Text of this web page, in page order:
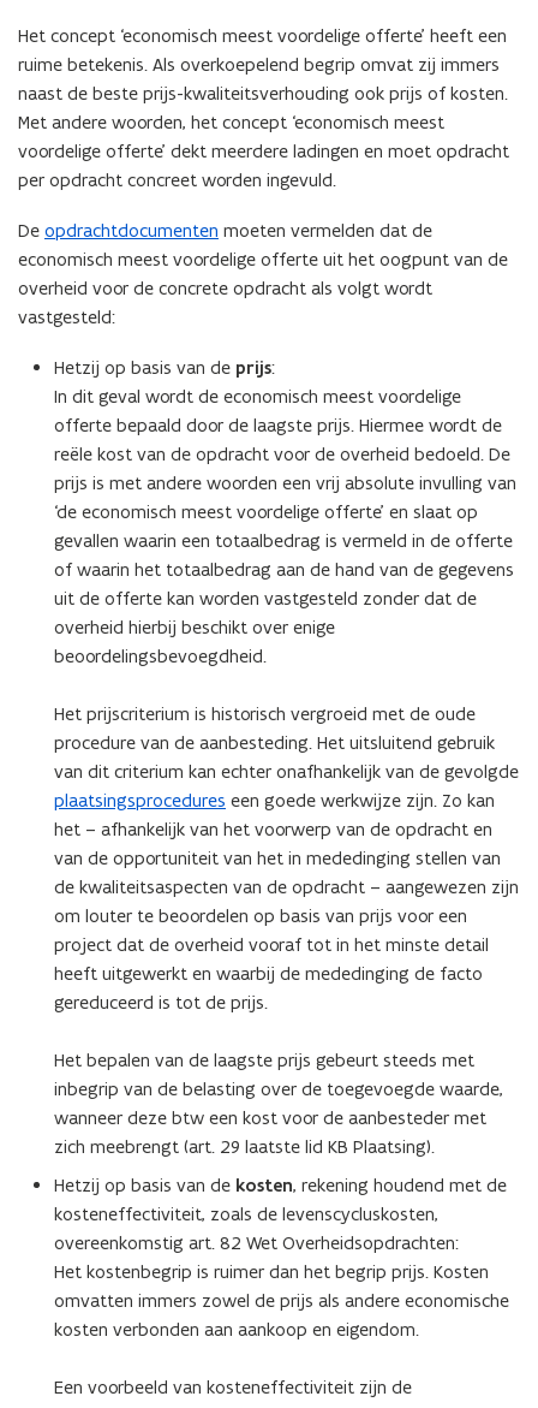
Het concept ‘economisch meest voordelige offerte’ heeft een
ruime betekenis. Als overkoepelend begrip omvat zij immers
naast de beste prijs-kwaliteitsverhouding ook prijs of kosten.
Met andere woorden, het concept ‘economisch meest
voordelige offerte’ dekt meerdere ladingen en moet opdracht
per opdracht concreet worden ingevuld.
De opdrachtdocumenten moeten vermelden dat de
economisch meest voordelige offerte uit het oogpunt van de
overheid voor de concrete opdracht als volgt wordt
vastgesteld:
Hetzij op basis van de prijs:
In dit geval wordt de economisch meest voordelige
offerte bepaald door de laagste prijs. Hiermee wordt de
reële kost van de opdracht voor de overheid bedoeld. De
prijs is met andere woorden een vrij absolute invulling van
‘de economisch meest voordelige offerte’ en slaat op
gevallen waarin een totaalbedrag is vermeld in de offerte
of waarin het totaalbedrag aan de hand van de gegevens
uit de offerte kan worden vastgesteld zonder dat de
overheid hierbij beschikt over enige
beoordelingsbevoegdheid.
Het prijscriterium is historisch vergroeid met de oude
procedure van de aanbesteding. Het uitsluitend gebruik
van dit criterium kan echter onafhankelijk van de gevolgde
plaatsingsprocedures een goede werkwijze zijn. Zo kan
het – afhankelijk van het voorwerp van de opdracht en
van de opportuniteit van het in mededinging stellen van
de kwaliteitsaspecten van de opdracht – aangewezen zijn
om louter te beoordelen op basis van prijs voor een
project dat de overheid vooraf tot in het minste detail
heeft uitgewerkt en waarbij de mededinging de facto
gereduceerd is tot de prijs.
Het bepalen van de laagste prijs gebeurt steeds met
inbegrip van de belasting over de toegevoegde waarde,
wanneer deze btw een kost voor de aanbesteder met
zich meebrengt (art. 29 laatste lid KB Plaatsing).
Hetzij op basis van de kosten, rekening houdend met de
kosteneffectiviteit, zoals de levenscycluskosten,
overeenkomstig art. 82 Wet Overheidsopdrachten:
Het kostenbegrip is ruimer dan het begrip prijs. Kosten
omvatten immers zowel de prijs als andere economische
kosten verbonden aan aankoop en eigendom.
Een voorbeeld van kosteneffectiviteit zijn de